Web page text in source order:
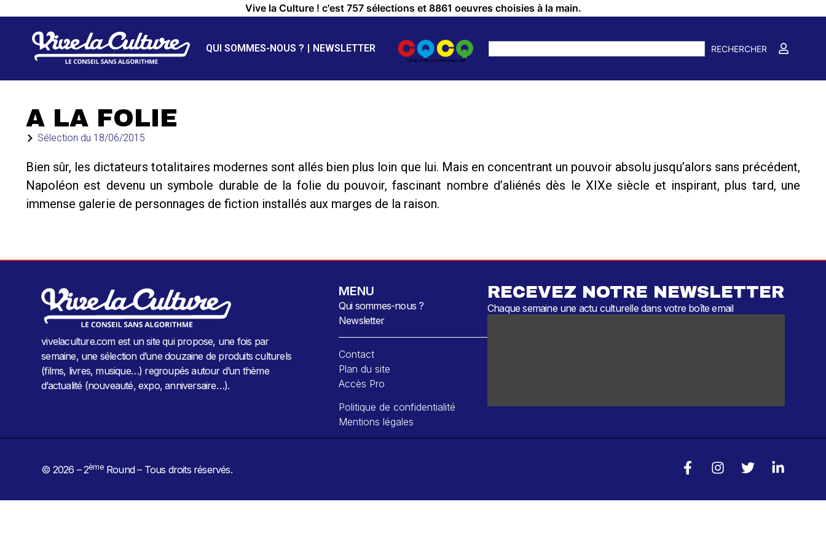
Vive la Culture ! c'est 757 sélections et 8861 oeuvres choisies à la main.
QUI SOMMES-NOUS ? NEWSLETTER RECHERCHER
A LA FOLIE
Sélection du 18/06/2015
Bien sûr, les dictateurs totalitaires modernes sont allés bien plus loin que lui. Mais en concentrant un pouvoir absolu jusqu’alors sans précédent,
Napoléon est devenu un symbole durable de la folie du pouvoir, fascinant nombre d’aliénés dès le XIXe siècle et inspirant, plus tard, une
immense galerie de personnages de fiction installés aux marges de la raison.
vivelaculture.com est un site qui propose, une fois par
semaine, une sélection d’une douzaine de produits culturels
(films, livres, musique…) regroupés autour d’un thème
d’actualité (nouveauté, expo, anniversaire…).
MENU
Qui sommes-nous ?
Newsletter
Contact
Plan du site
Accès Pro
Politique de confidentialité
Mentions légales
RECEVEZ NOTRE NEWSLETTER
Chaque semaine une actu culturelle dans votre boîte email
© 2026 – 2èmeRound – Tous droits réservés.